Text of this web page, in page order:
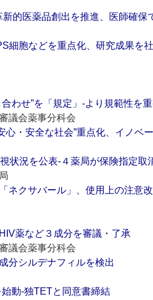
新的医薬品創出を推進、医師確保
細胞などを重点化、研究成果を
わせ”を「規定」‐より規範性を
議会薬事分科会
心・安全な社会”重点化、イノベ
状況を公表‐４薬局が保険指定取
ネクサバール」、使用上の注意
薬など３成分を審議・了承
議会薬事分科会
分シルデナフィルを検出
動‐独TETと同意書締結